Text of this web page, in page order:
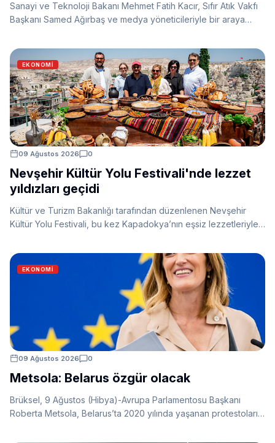
Sanayi ve Teknoloji Bakanı Mehmet Fatih Kacır, Sıfır Atık Vakfı
Başkanı Samed Ağırbaş ve medya yöneticileriyle bir araya
değerlendirdiklerini açıkladı.
EKONOMI
09 Ağustos 2026 0
Nevşehir Kültür Yolu Festivali'nde lezzet
yıldızları geçidi
Kültür ve Turizm Bakanlığı tarafından düzenlenen Nevşehir
Kültür Yolu Festivali, bu kez Kapadokya’nın eşsiz lezzetleriyle
Ajansı’nın (TGA) hayata geçirdiği “Lezzet Noktası” projesi
kapsamında belirlenen 43 özel durak, gastronomi dünyasının
yıldız isimlerini Nevşehir’de buluşturdu.
EKONOMI
09 Ağustos 2026 0
Metsola: Belarus özgür olacak
Brüksel, 9 Ağustos (Hibya)-Avrupa Parlamentosu Başkanı
Roberta Metsola, Belarus’ta 2020 yılında yaşanan protestoların
halkının yanında olduğunu belirterek özgürlük, basın özgürlüğü